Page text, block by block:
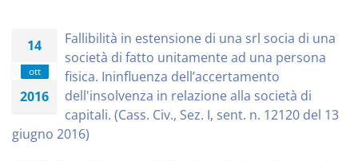
14
ott
2016
Fallibilità in estensione di una srl socia di una
società di fatto unitamente ad una persona
fisica. Ininfluenza dell’accertamento
dell'insolvenza in relazione alla società di
capitali. (Cass. Civ., Sez. I, sent. n. 12120 del 13
giugno 2016)